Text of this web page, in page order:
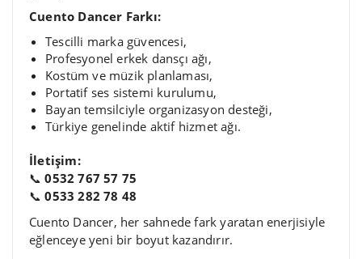
Cuento Dancer Farkı:
Tescilli marka güvencesi,
Profesyonel erkek dansçı ağı,
Kostüm ve müzik planlaması,
Portatif ses sistemi kurulumu,
Bayan temsilciyle organizasyon desteği,
Türkiye genelinde aktif hizmet ağı.
İletişim:
📞0532 767 57 75
📞0533 282 78 48
Cuento Dancer, her sahnede fark yaratan enerjisiyle
eğlenceye yeni bir boyut kazandırır.